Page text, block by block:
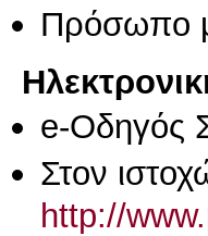
Πρόσωπο
e-Οδηγός
Στον
http://